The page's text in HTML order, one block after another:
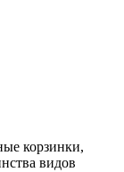
корзинки,
видов